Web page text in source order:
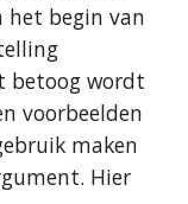
het begin van
betoog wordt
voorbeelden
maken
Hier